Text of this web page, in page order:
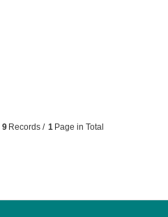
9 Records / 1 Page in Total